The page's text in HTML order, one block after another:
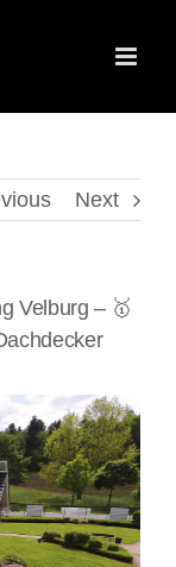
Next
Velburg – 🥇